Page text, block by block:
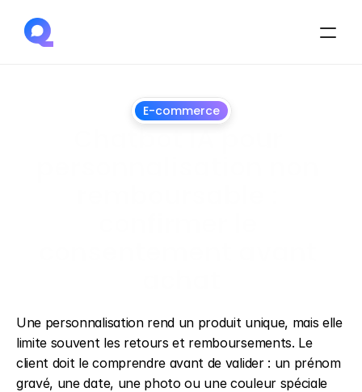
E-commerce
Une personnalisation rend un produit unique, mais elle
limite souvent les retours et remboursements. Le
client doit le comprendre avant de valider : un prénom
gravé, une date, une photo ou une couleur spéciale